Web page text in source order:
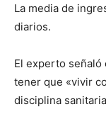
La media de
diarios.
El experto señaló
tener que «vivir
disciplina